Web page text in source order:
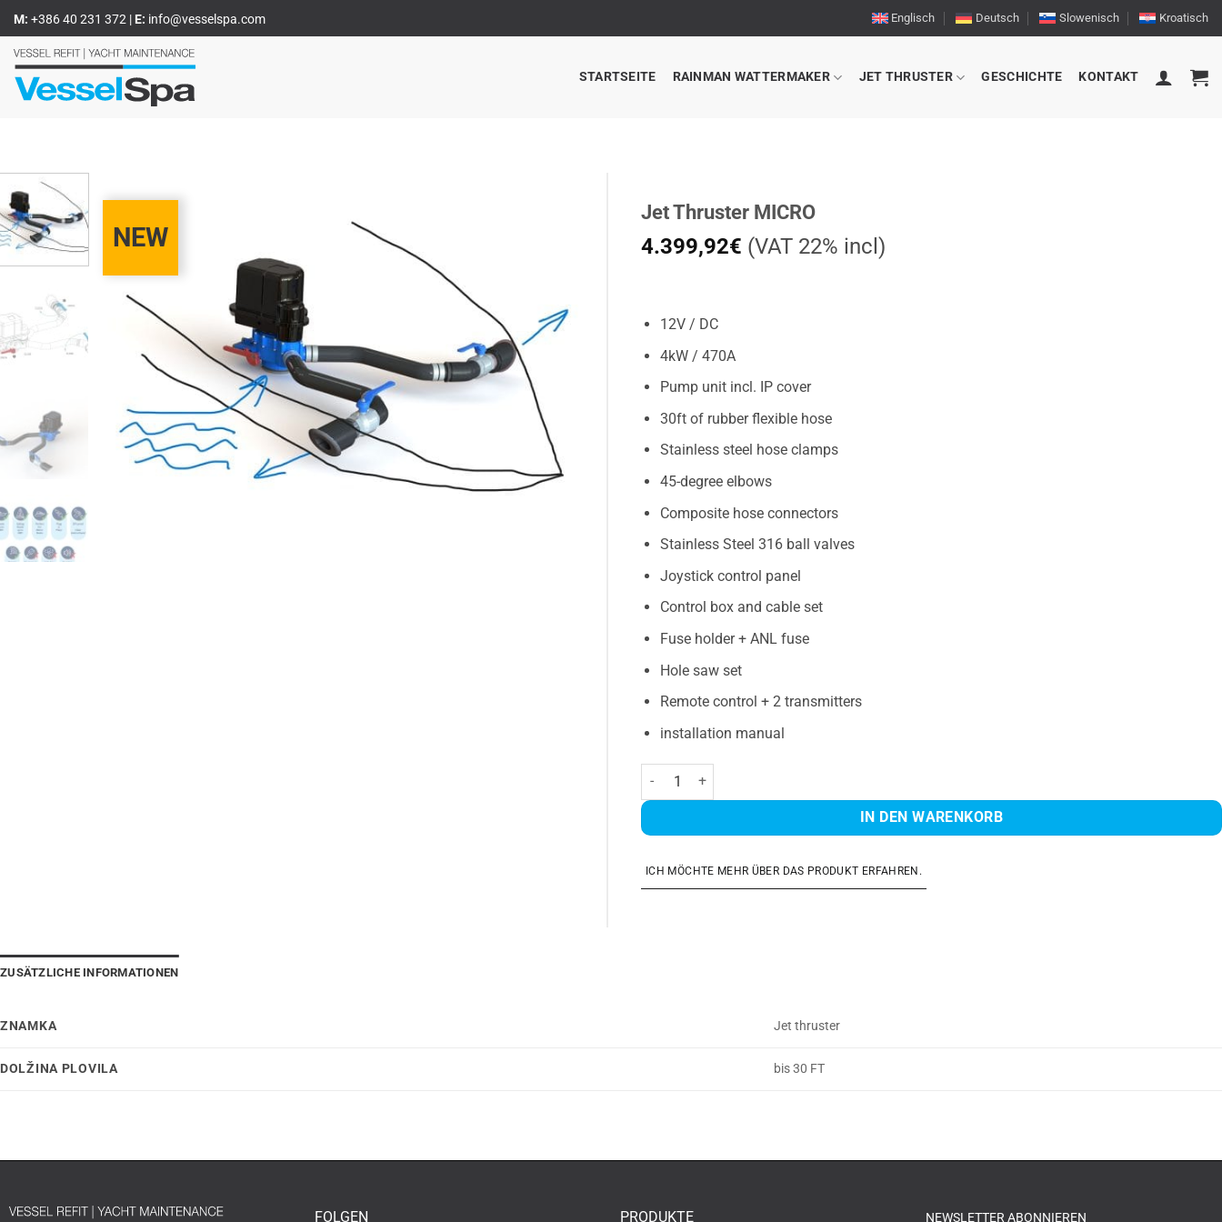
Zum
Inhalt
springen
M: +386 40 231 372 | E: info@vesselspa.com Englisch Deutsch Slowenisch Kroatisch
STARTSEITE RAINMAN WATTERMAKER JET THRUSTER GESCHICHTE KONTAKT
NEW
Jet Thruster MICRO
4.399,92€ (VAT 22% incl)
12V / DC
4kW / 470A
Pump unit incl. IP cover
30ft of rubber flexible hose
Stainless steel hose clamps
45-degree elbows
Composite hose connectors
Stainless Steel 316 ball valves
Joystick control panel
Control box and cable set
Fuse holder + ANL fuse
Hole saw set
Remote control + 2 transmitters
installation manual
Jet Thruster MICRO Menge
IN DEN WARENKORB
ICH MÖCHTE MEHR ÜBER DAS PRODUKT ERFAHREN.
ZUSÄTZLICHE INFORMATIONEN
ZNAMKA Jet thruster
DOLŽINA PLOVILA bis 30 FT
FOLGEN PRODUKTE NEWSLETTER ABONNIEREN